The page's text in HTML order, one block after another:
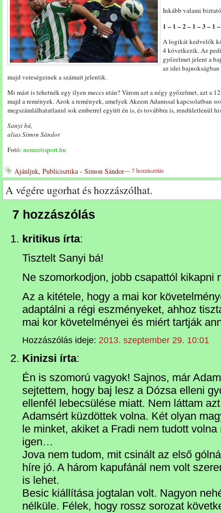
Inkább valami
1 – 1 – 2 – 1 – 3 – 1
A logikát kedvelők
4 következik. Az
győzelmet jelent a
az idei
majd vereségeinek a számait jelentik.
Mi mást is tehetnék egy ilyen meccs után? Várom azt a négy győzelmet, azt a
majd a remények. Azok a remények, amelyek Akeem Adamssal kapcsolatban
megszámlálhatatlanul sok emberrel együtt én is, és továbbra is, rendületlenül
Sanyi bá,
alias Simon Sándor
Fotó: nemzetisport.hu
Ajánljuk, Publicisztika - Simon Sándor---7 hozzászólás
A végére ugorhat és hozzászólhat.
7 hozzászólás
kritikus írta:
Tisztelt Sanyi bá!
Ne szomorkodjon, jobb csapattól kikapni
Az a kitétele, hogy a mai kor
adaptálni a régi eszményeket, ahhoz
mai kor követelményei és miért tartják
Hozzászólás ideje: 2013. szeptember 29. 10:01
Kinizsi írta:
Én is szomorú vagyok! Sajnos, már
sejtettem, hogy baj lesz a Dózsa elleni
ellenfél lebecsülése miatt. Nem láttam
Adamsért küzdöttek volna. Két olyan
le minket, akiket a Fradi nem tudott
igen…
Jova nem tudom, mit csinált az első
híre jó. A három kapufánál nem volt
is lehet.
Besic kiállítása jogtalan volt. Nagyon
nélküle. Félek, hogy rossz sorozat